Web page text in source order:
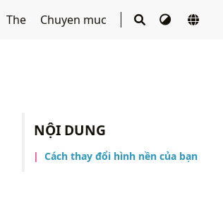
The Chuyen muc
NỘI DUNG
Cách thay đổi hình nền của bạn